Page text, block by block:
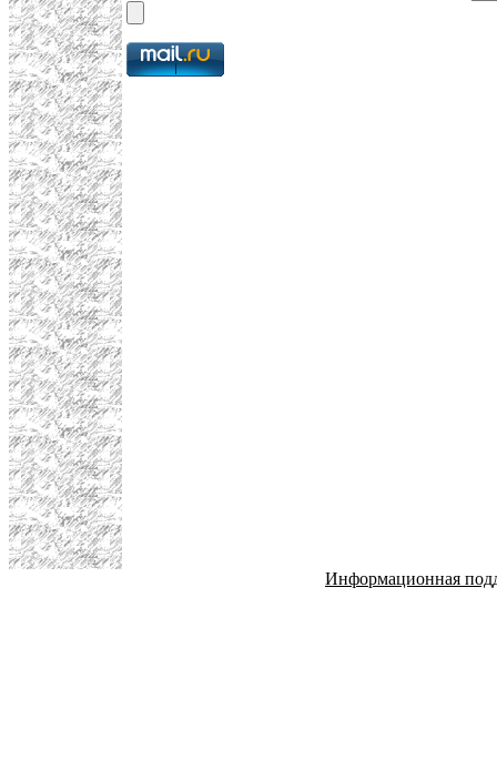
Информационная